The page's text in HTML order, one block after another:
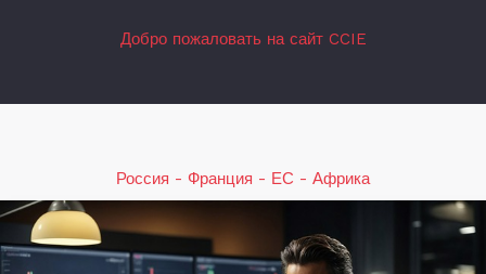
Добро пожаловать на сайт CCIE
Россия - Франция - ЕС - Африка